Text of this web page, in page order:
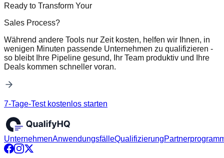
Ready to Transform Your
Sales Process?
Während andere Tools nur Zeit kosten, helfen wir Ihnen, in
wenigen Minuten passende Unternehmen zu qualifizieren -
so bleibt Ihre Pipeline gesund, Ihr Team produktiv und Ihre
Deals kommen schneller voran.
7-Tage-Test kostenlos starten
UnternehmenAnwendungsfälleQualifizierung